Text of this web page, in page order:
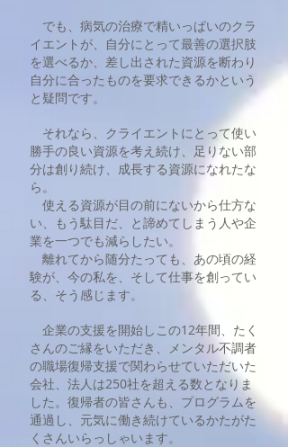
でも、病気の治療で精いっぱいのクラ
イエントが、自分にとって最善の選択肢
を選べるか、差し出された資源を断わり
自分に合ったものを要求できるかという
と疑問です。
それなら、クライエントにとって使い
勝手の良い資源を考え続け、足りない部
分は創り続け、成長する資源になれたな
ら。
使える資源が目の前にないから仕方な
い、もう駄目だ、と諦めてしまう人や企
業を一つでも減らしたい。
離れてから随分たっても、あの頃の経
験が、今の私を、そして仕事を創ってい
る、そう感じます。
企業の支援を開始しこの12年間、たく
さんのご縁をいただき、メンタル不調者
の職場復帰支援で関わらせていただいた
会社、法人は250社を超える数となりま
した。復帰者の皆さんも、プログラムを
通過し、元気に働き続けているかたがた
くさんいらっしゃいます。